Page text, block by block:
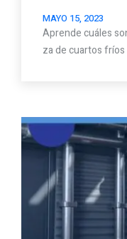
MAYO 15, 2023
Aprende cuáles
za de cuartos